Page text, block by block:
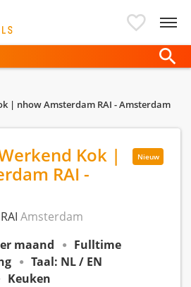
| nhow Amsterdam RAI - Amsterdam
Nieuw
Kok |
RAI -
Amsterdam
maand
Fulltime
Taal: NL / EN
Keuken